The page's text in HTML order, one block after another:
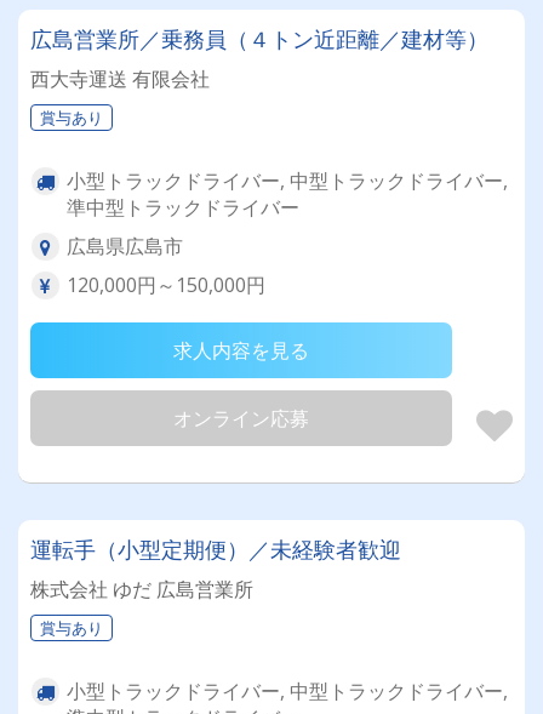
広島営業所／乗務員（４トン近距離／建材等）
西大寺運送 有限会社
賞与あり
小型トラックドライバー, 中型トラックドライバー,
準中型トラックドライバー
広島県広島市
120,000円～150,000円
求人内容を見る
オンライン応募
運転手（小型定期便）／未経験者歓迎
株式会社 ゆだ 広島営業所
賞与あり
小型トラックドライバー, 中型トラックドライバー,